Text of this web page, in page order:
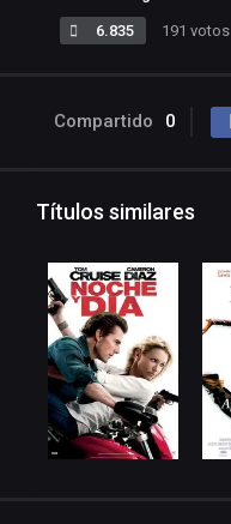
6.835 191 votos
Compartido 0
Títulos similares